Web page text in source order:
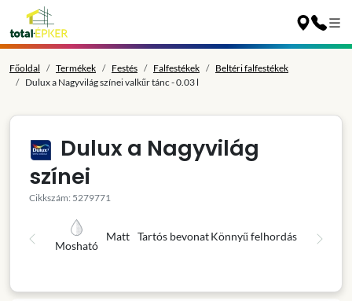
Főoldal Termékek Festés Falfestékek
Beltéri falfestékek
Dulux a Nagyvilág színei valkűr tánc - 0.03 l
Dulux a Nagyvilág
színei
Cikkszám: 5279771
Mosható
Matt Tartós bevonatKönnyű felhordás